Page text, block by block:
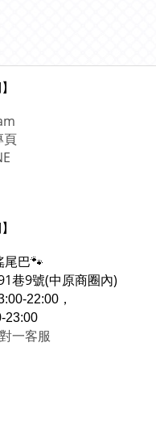
頁
尾巴🐾
巷9號(中原商圈內)
22:00，
23:00
一客服